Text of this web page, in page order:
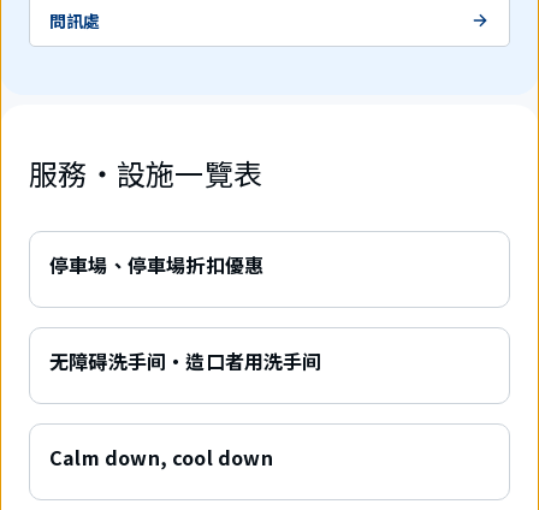
問訊處
服務・設施一覽表
停車場、停車場折扣優惠
无障碍洗手间・造口者用洗手间
Calm down, cool down